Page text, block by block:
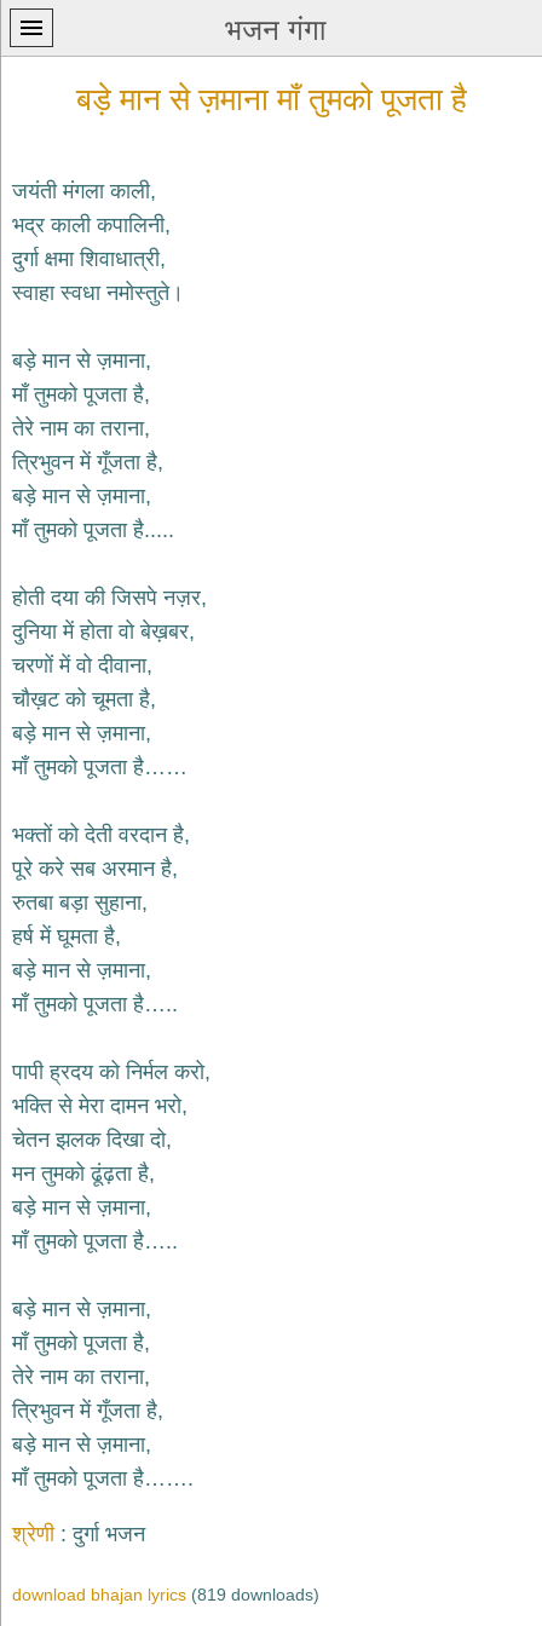
भजन गंगा
प्रथम
पन्ना
भजन
krishna
bhajans
शिव
भजन
shiv
bhajans
हनुमान
hanuman
bhajans
साईं
भजन
bhajans
जैन
भजन
दुर्गा
भजन
durga
bhajans
गणेश
भजन
ganesh
bhajans
राम
भजन
raam
गुरुदेव
भजन
gurudev
bhajans
भजन
miscellaneous
bhajans
विष्णु
भजन
vishnu
bhajans
बाबा
नाथ
balak
बड़े मान से ज़माना माँ तुमको पूजता है
जयंती मंगला काली,
भद्र काली कपालिनी,
दुर्गा क्षमा शिवाधात्री,
स्वाहा स्वधा नमोस्तुते।
बड़े मान से ज़माना,
माँ तुमको पूजता है,
तेरे नाम का तराना,
त्रिभुवन में गूँजता है,
बड़े मान से ज़माना,
माँ तुमको पूजता है.....
होती दया की जिसपे नज़र,
दुनिया में होता वो बेख़बर,
चरणों में वो दीवाना,
चौख़ट को चूमता है,
बड़े मान से ज़माना,
माँ तुमको पूजता है……
भक्तों को देती वरदान है,
पूरे करे सब अरमान है,
रुतबा बड़ा सुहाना,
हर्ष में घूमता है,
बड़े मान से ज़माना,
माँ तुमको पूजता है…..
पापी ह्रदय को निर्मल करो,
भक्ति से मेरा दामन भरो,
चेतन झलक दिखा दो,
मन तुमको ढूंढ़ता है,
बड़े मान से ज़माना,
माँ तुमको पूजता है…..
बड़े मान से ज़माना,
माँ तुमको पूजता है,
तेरे नाम का तराना,
त्रिभुवन में गूँजता है,
बड़े मान से ज़माना,
माँ तुमको पूजता है…….
श्रेणी दुर्गा भजन
download bhajan lyrics (819 downloads)